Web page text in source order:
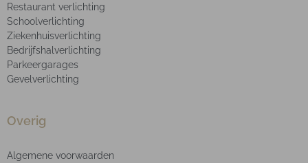
Restaurant verlichting
Schoolverlichting
Ziekenhuisverlichting
Bedrijfshalverlichting
Parkeergarages
Gevelverlichting
Overig
Algemene voorwaarden